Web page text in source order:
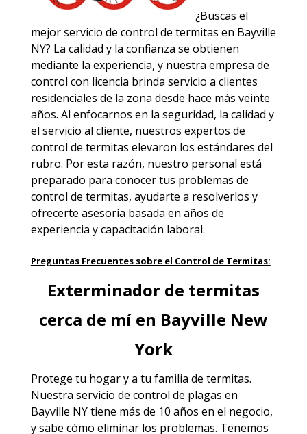
¿Buscas el
mejor servicio de control de termitas en Bayville
NY? La calidad y la confianza se obtienen
mediante la experiencia, y nuestra empresa de
control con licencia brinda servicio a clientes
residenciales de la zona desde hace más veinte
años. Al enfocarnos en la seguridad, la calidad y
el servicio al cliente, nuestros expertos de
control de termitas elevaron los estándares del
rubro. Por esta razón, nuestro personal está
preparado para conocer tus problemas de
control de termitas, ayudarte a resolverlos y
ofrecerte asesoría basada en años de
experiencia y capacitación laboral.
Preguntas Frecuentes sobre el Control de Termitas:
Exterminador de termitas
cerca de mí en Bayville New
York
Protege tu hogar y a tu familia de termitas.
Nuestra servicio de control de plagas en
Bayville NYtiene más de 10 años en el negocio,
y sabe cómo eliminar los problemas. Tenemos